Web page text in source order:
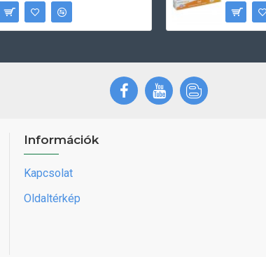
Információk
Kapcsolat
Oldaltérkép